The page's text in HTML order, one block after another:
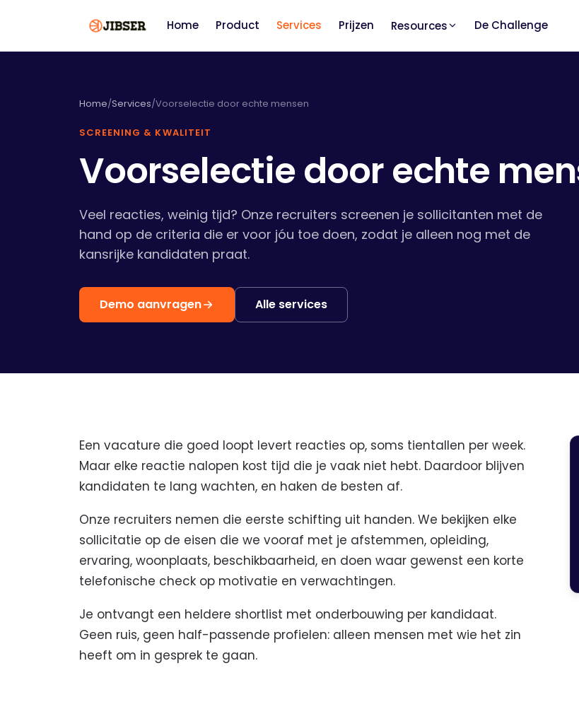
Home Product Services Prijzen Resources De Challenge
Home/Services/Voorselectie door echte mensen
SCREENING & KWALITEIT
Voorselectie door echte
Veel reacties, weinig tijd? Onze recruiters screenen je sollicitanten met de
hand op de criteria die er voor jóu toe doen, zodat je alleen nog met de
kansrijke kandidaten praat.
Demo aanvragen Alle services
Een vacature die goed loopt levert reacties op, soms tientallen per week.
Maar elke reactie nalopen kost tijd die je vaak niet hebt. Daardoor blijven
kandidaten te lang wachten, en haken de besten af.
Onze recruiters nemen die eerste schifting uit handen. We bekijken elke
sollicitatie op de eisen die we vooraf met je afstemmen, opleiding,
ervaring, woonplaats, beschikbaarheid, en doen waar gewenst een korte
telefonische check op motivatie en verwachtingen.
Je ontvangt een heldere shortlist met onderbouwing per kandidaat.
Geen ruis, geen half-passende profielen: alleen mensen met wie het zin
heeft om in gesprek te gaan.